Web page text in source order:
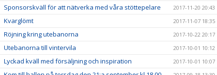
Sponsorskväll för att nätverka med våra stöttepelare 2017-11-20 20:43
Kvarglömt 2017-11-07 18:35
Röjning kring utebanorna 2017-10-22 20:17
Utebanorna till vintervila 2017-10-01 10:12
Lyckad kväll med försäljning och inspiration 2017-10-01 10:07